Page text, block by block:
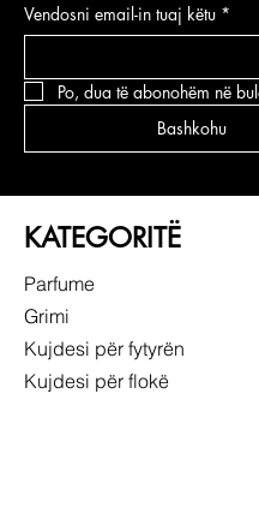
Vendosni email-in tuaj këtu *
Po, dua të abonohëm në
Bashkohu
KATEGORITË
Parfume
Grimi
Kujdesi për fytyrën
Kujdesi për flokë